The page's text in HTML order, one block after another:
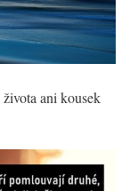
ani kousek